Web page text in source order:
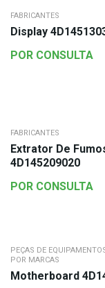
FABRICANTES
Display
POR CONSULTA
FABRICANTES
Extrator De
4D145209020
POR CONSULTA
PEÇAS DE
POR MARCAS
Motherboard